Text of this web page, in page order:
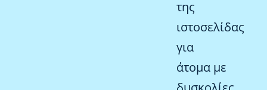
της
ιστοσελίδας
για
άτομα με